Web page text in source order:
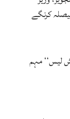
کرنگے
لیس‘‘ مہم